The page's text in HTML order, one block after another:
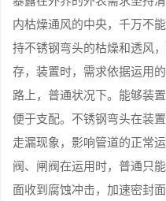
内枯燥通风的中央，千万不
持不锈钢弯头的枯燥和透风
存，装置时，需求依据运用
路上，普通状况下。能够装
便于支配。不锈钢弯头在装
走漏现象，影响管道的正常
阀、闸阀在运用时，普通只
面收到腐蚀冲击，加速密封